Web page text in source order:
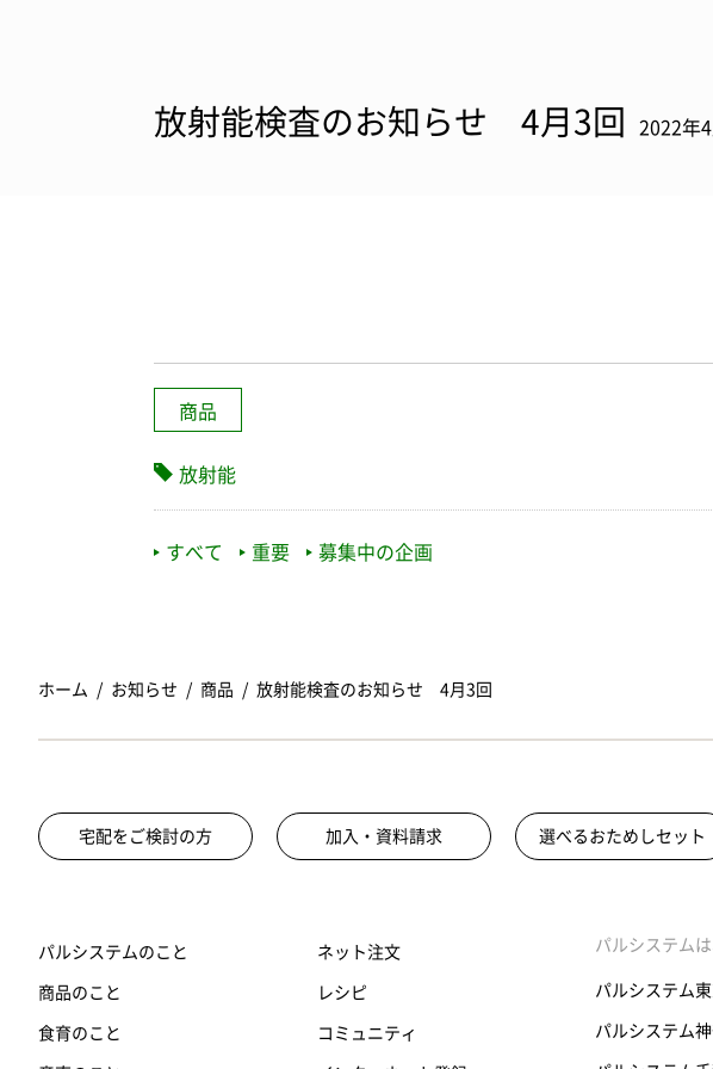
放射能検査のお知らせ 4月3回 2022年
商品
放射能
すべて 重要 募集中の企画
ホーム お知らせ 商品 放射能検査のお知らせ 4月3回
宅配をご検討の方 加入・資料請求 選べるおためしセット
パルシステムのこと
商品のこと
食育のこと
ネット注文
レシピ
コミュニティ
パルシステム
パルシステム
パルシステム